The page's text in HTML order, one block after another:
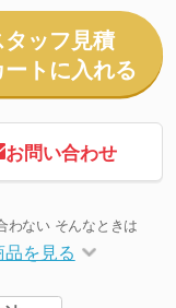
タッフ見積
ートに入れる
お問い合わせ
わない そんなときは
を見る